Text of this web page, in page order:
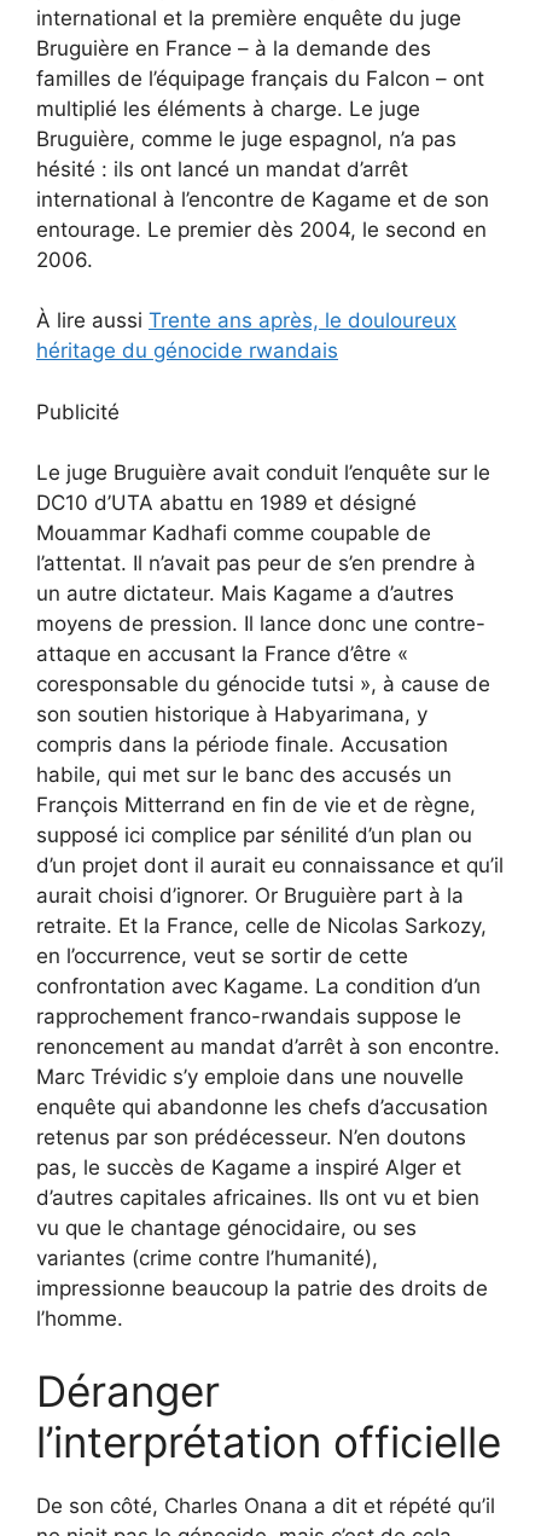
international et la première enquête du juge
Bruguière en France – à la demande des
familles de l’équipage français du Falcon – ont
multiplié les éléments à charge. Le juge
Bruguière, comme le juge espagnol, n’a pas
hésité : ils ont lancé un mandat d’arrêt
international à l’encontre de Kagame et de son
entourage. Le premier dès 2004, le second en
2006.
À lire aussi Trente ans après, le douloureux
héritage du génocide rwandais
Publicité
Le juge Bruguière avait conduit l’enquête sur le
DC10 d’UTA abattu en 1989 et désigné
Mouammar Kadhafi comme coupable de
l’attentat. Il n’avait pas peur de s’en prendre à
un autre dictateur. Mais Kagame a d’autres
moyens de pression. Il lance donc une contre-
attaque en accusant la France d’être «
coresponsable du génocide tutsi », à cause de
son soutien historique à Habyarimana, y
compris dans la période finale. Accusation
habile, qui met sur le banc des accusés un
François Mitterrand en fin de vie et de règne,
supposé ici complice par sénilité d’un plan ou
d’un projet dont il aurait eu connaissance et qu’il
aurait choisi d’ignorer. Or Bruguière part à la
retraite. Et la France, celle de Nicolas Sarkozy,
en l’occurrence, veut se sortir de cette
confrontation avec Kagame. La condition d’un
rapprochement franco-rwandais suppose le
renoncement au mandat d’arrêt à son encontre.
Marc Trévidic s’y emploie dans une nouvelle
enquête qui abandonne les chefs d’accusation
retenus par son prédécesseur. N’en doutons
pas, le succès de Kagame a inspiré Alger et
d’autres capitales africaines. Ils ont vu et bien
vu que le chantage génocidaire, ou ses
variantes (crime contre l’humanité),
impressionne beaucoup la patrie des droits de
l’homme.
Déranger
l’interprétation officielle
De son côté, Charles Onana a dit et répété qu’il